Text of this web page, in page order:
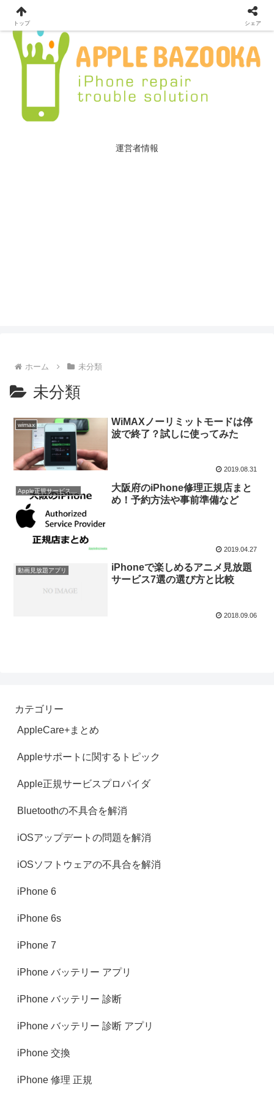
運営者情報
ホーム 未分類
未分類
wimax
WiMAXノーリミットモードは停
波で終了？試しに使ってみた
2019.08.31
大阪府のiPhone修理正規店まと
め！予約方法や事前準備など
2019.04.27
動画見放題アプリ
iPhoneで楽しめるアニメ見放題
サービス7選の選び方と比較
2018.09.06
カテゴリー
AppleCare+まとめ
Appleサポートに関するトピック
Apple正規サービスプロパイダ
Bluetoothの不具合を解消
iOSアップデートの問題を解消
iOSソフトウェアの不具合を解消
iPhone 6
iPhone 6s
iPhone 7‎
iPhone バッテリー アプリ
iPhone バッテリー 診断
iPhone バッテリー 診断 アプリ
iPhone 交換
iPhone 修理 正規
トップ シェア